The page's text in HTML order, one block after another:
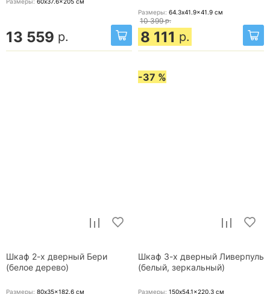
13 559 р.
Размеры: 64.3x41.9x41.9 см
10 399 р.
8 111 р.
Шкаф 2-х дверный Бери
(белое дерево)
Размеры: 80x35x182.6 см
-37 %
Шкаф 3-х дверный Ливерпуль
(белый, зеркальный)
Размеры: 150x54.1x220.3 см